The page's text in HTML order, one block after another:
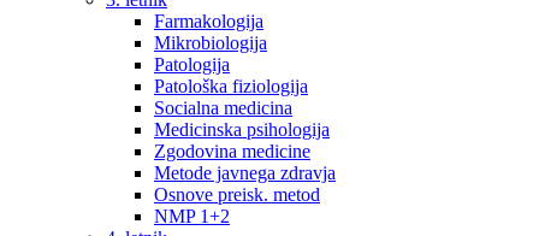
Farmakologija
Mikrobiologija
Patologija
Patološka fiziologija
Socialna medicina
Medicinska psihologija
Zgodovina medicine
Metode javnega zdravja
Osnove preisk. metod
NMP 1+2